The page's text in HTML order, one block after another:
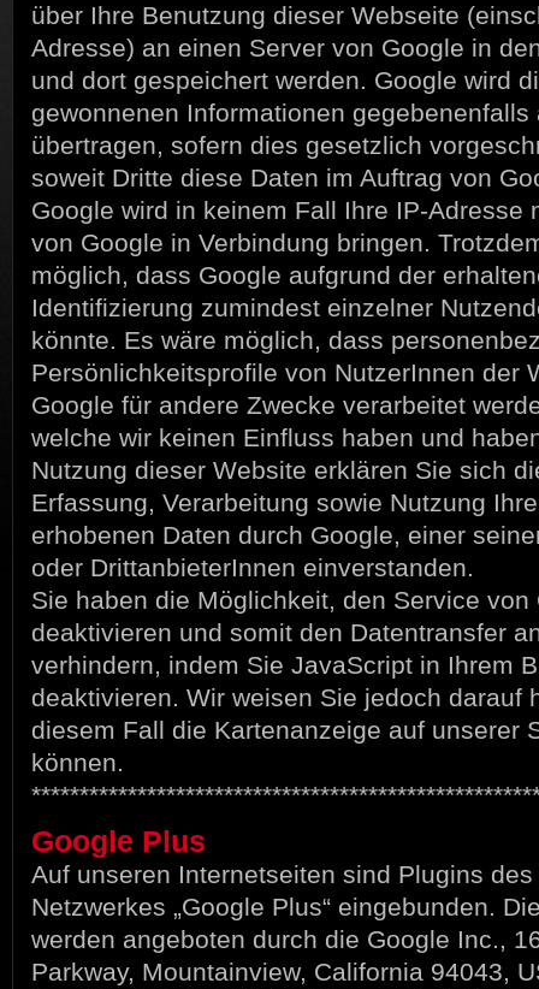
über Ihre Benutzung dieser Webseite
Adresse) an einen Server von Google in
und dort gespeichert werden. Google wird
gewonnenen Informationen gegebenenfalls
übertragen, sofern dies gesetzlich
soweit Dritte diese Daten im Auftrag von
Google wird in keinem Fall Ihre IP-Adresse
von Google in Verbindung bringen.
möglich, dass Google aufgrund der
Identifizierung zumindest einzelner
könnte. Es wäre möglich, dass
Persönlichkeitsprofile von NutzerInnen der
Google für andere Zwecke verarbeitet
welche wir keinen Einfluss haben und
Nutzung dieser Website erklären Sie sich
Erfassung, Verarbeitung sowie Nutzung
erhobenen Daten durch Google, einer
oder DrittanbieterInnen einverstanden.
Sie haben die Möglichkeit, den Service von
deaktivieren und somit den Datentransfer
verhindern, indem Sie JavaScript in Ihrem
deaktivieren. Wir weisen Sie jedoch darauf
diesem Fall die Kartenanzeige auf unserer
können.
Google Plus
Auf unseren Internetseiten sind Plugins
Netzwerkes „Google Plus“ eingebunden.
werden angeboten durch die Google Inc.,
Parkway, Mountainview, California 94043,